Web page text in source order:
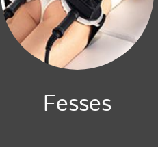
Fesses